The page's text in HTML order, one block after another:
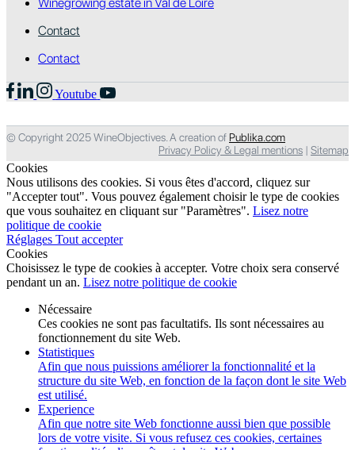
Contact
Contact
Youtube
© Copyright 2025 WineObjectives. A creation of Publika.com
Privacy Policy & Legal mentions | Sitemap
Cookies
Nous utilisons des cookies. Si vous êtes d'accord, cliquez sur
"Accepter tout". Vous pouvez également choisir le type de cookies
que vous souhaitez en cliquant sur "Paramètres". Lisez notre
politique de cookie
Réglages Tout accepter
Cookies
Choisissez le type de cookies à accepter. Votre choix sera conservé
pendant un an. Lisez notre politique de cookie
Nécessaire
Ces cookies ne sont pas facultatifs. Ils sont nécessaires au
fonctionnement du site Web.
Statistiques
Afin que nous puissions améliorer la fonctionnalité et la
structure du site Web, en fonction de la façon dont le site Web
est utilisé.
Experience
Afin que notre site Web fonctionne aussi bien que possible
lors de votre visite. Si vous refusez ces cookies, certaines